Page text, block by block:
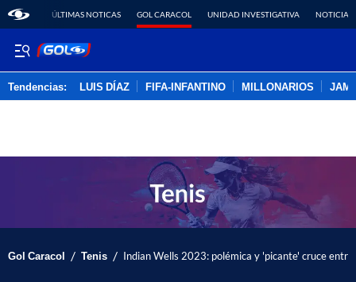
ÚLTIMAS NOTICAS GOL CARACOL UNIDAD INVESTIGATIVA NOTICIAS
Tendencias: LUIS DÍAZ FIFA-INFANTINO MILLONARIOS
Gol Caracol / Tenis / Indian Wells 2023: polémica y 'picante' cruce